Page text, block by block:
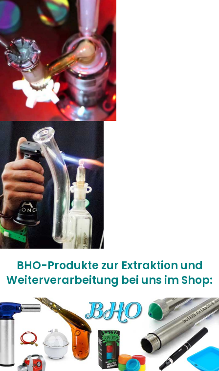
BHO-Produkte zur Extraktion und
Weiterverarbeitung bei uns im Shop: